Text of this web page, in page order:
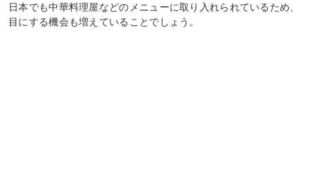
日本でも中華料理屋などのメニューに取り入れられているため、
目にする機会も増えていることでしょう。